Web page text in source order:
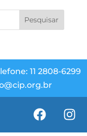
11 2808-6299